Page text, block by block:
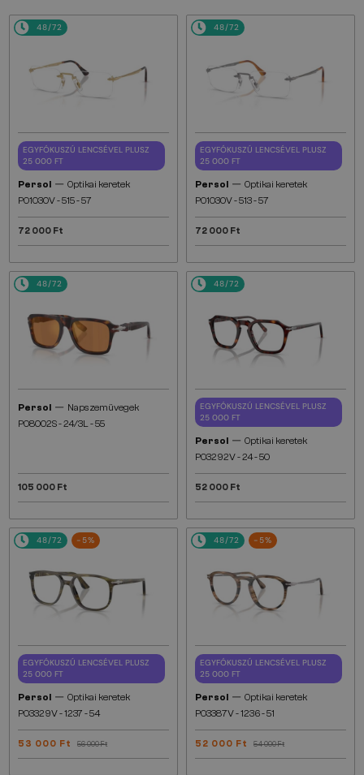
48/72
EGYFÓKUSZÚ LENCSÉVEL PLUSZ
25 000 FT
Persol — Optikai keretek
PO1030V - 515 - 57
72 000 Ft
48/72
EGYFÓKUSZÚ LENCSÉVEL PLUSZ
25 000 FT
Persol — Optikai keretek
PO1030V - 513 - 57
72 000 Ft
48/72
Persol — Napszemüvegek
PO8002S - 24/3L - 55
105 000 Ft
48/72
EGYFÓKUSZÚ LENCSÉVEL PLUSZ
25 000 FT
Persol — Optikai keretek
PO3292V - 24 - 50
52 000 Ft
48/72 -5%
EGYFÓKUSZÚ LENCSÉVEL PLUSZ
25 000 FT
Persol — Optikai keretek
PO3329V - 1237 - 54
53 000 Ft 56 000 Ft
48/72 -5%
EGYFÓKUSZÚ LENCSÉVEL PLUSZ
25 000 FT
Persol — Optikai keretek
PO3387V - 1236 - 51
52 000 Ft 54 000 Ft